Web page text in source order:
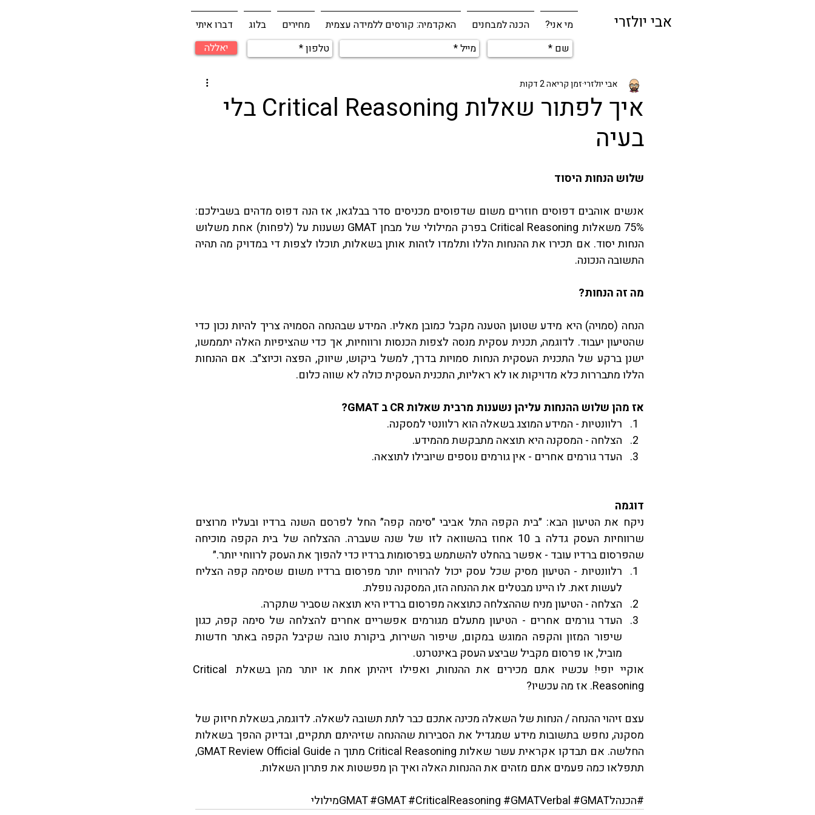
מי אני? הכנה למבחנים האקדמיה: קורסים ללמידה עצמית מחירים בלוג דברו איתי אבי יולזרי
יאללה
איך לפתור שאלות Critical Reasoning בלי
בעיה
אבי יולזריזמן קריאה 2 דקות
שלוש הנחות היסוד
התשובה הנכונה.
מה זה הנחות?
הללו מתבררות כלא מדויקות או לא ראליות, התכנית העסקית כולה לא שווה כלום.
אז מהן שלוש ההנחות עליהן נשענות מרבית שאלות CR ב GMAT?
רלוונטיות - המידע המוצג בשאלה הוא רלוונטי למסקנה.
הצלחה - המסקנה היא תוצאה מתבקשת מהמידע.
העדר גורמים אחרים - אין גורמים נוספים שיובילו לתוצאה.
דוגמה
שהפרסום ברדיו עובד - אפשר בהחלט להשתמש בפרסומות ברדיו כדי להפוך את העסק לרווחי יותר.״
לעשות זאת. לו היינו מבטלים את ההנחה הזו, המסקנה נופלת.
הצלחה - הטיעון מניח שההצלחה כתוצאה מפרסום ברדיו היא תוצאה שסביר שתקרה.
מוביל, או פרסום מקביל שביצע העסק באינטרנט.
אוקיי יופי! עכשיו אתם מכירים את ההנחות, ואפילו זיהיתן אחת או יותר מהן בשאלת Critical
Reasoning. אז מה עכשיו?
החלשה. אם תבדקו אקראית עשר שאלות Critical Reasoning
תתפלאו כמה פעמים אתם מזהים את ההנחות האלה ואיך הן מפשטות את פתרון השאלות.
#הכנהלGMAT
#GMAT#CriticalReasoning #GMATVerbal #GMATמילולי